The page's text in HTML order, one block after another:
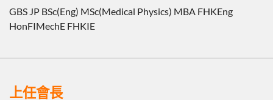
GBS JP BSc(Eng) MSc(Medical Physics) MBA FHKEng
HonFIMechE FHKIE
上任會長